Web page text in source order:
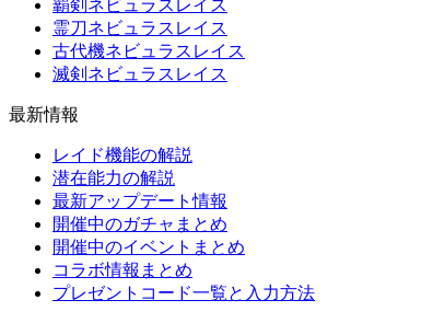
覇剣ネビュラスレイス
霊刀ネビュラスレイス
古代機ネビュラスレイス
滅剣ネビュラスレイス
最新情報
レイド機能の解説
潜在能力の解説
最新アップデート情報
開催中のガチャまとめ
開催中のイベントまとめ
コラボ情報まとめ
プレゼントコード一覧と入力方法